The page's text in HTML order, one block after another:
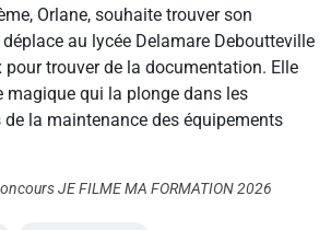
Orlane, souhaite trouver son
au lycée Delamare Deboutteville
pour trouver de la documentation. Elle
magique qui la plonge dans les
la maintenance des équipements
JE FILME MA FORMATION 2026